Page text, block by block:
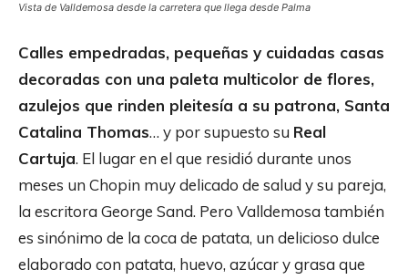
Vista de Valldemosa desde la carretera que llega desde Palma
Calles empedradas, pequeñas y cuidadas casas
decoradas con una paleta multicolor de flores,
azulejos que rinden pleitesía a su patrona, Santa
Catalina Thomas… y por supuesto su Real
Cartuja. El lugar en el que residió durante unos
meses un Chopin muy delicado de salud y su pareja,
la escritora George Sand. Pero Valldemosa también
es sinónimo de la coca de patata, un delicioso dulce
elaborado con patata, huevo, azúcar y grasa que